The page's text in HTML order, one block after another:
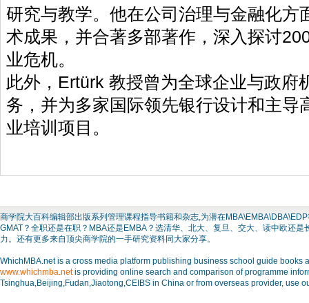
研究与教学。他在公司治理与金融化方
术成果，并合著多部著作，深入探讨
业危机。
此外，Ertürk 教授曾为全球企业与政府
务，并为多家国际领先银行设计和主导
业培训项目。
商学院大百科编辑部出版系列管理课程指导书籍和杂志,为潜在
GMAT？全职还是在职？MBA还是EMBA？选清华、北大、复旦、交大、读中欧还是
力。还有更多来自顶尖商学院的一手研究资料同大家分享。
WhichMBA.net is a cross media platform publishing business school guide
www.whichmba.netis providing online search and comparison of programme
Tsinghua,Beijing,Fudan,Jiaotong,CEIBS in China or from overseas provider, use